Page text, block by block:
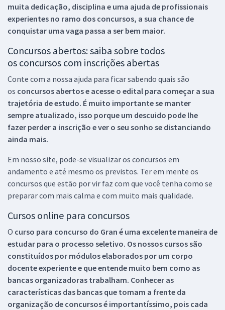
muita dedicação, disciplina e uma ajuda de profissionais
experientes no ramo dos concursos, a sua chance de
conquistar uma vaga passa a ser bem maior.
Concursos abertos: saiba sobre todos
os concursos com inscrições abertas
Conte com a nossa ajuda para ficar sabendo quais são
os concursos abertos e acesse o edital para começar a sua
trajetória de estudo. É muito importante se manter
sempre atualizado, isso porque um descuido pode lhe
fazer perder a inscrição e ver o seu sonho se distanciando
ainda mais.
Em nosso site, pode-se visualizar os concursos em
andamento e até mesmo os previstos. Ter em mente os
concursos que estão por vir faz com que você tenha como se
preparar com mais calma e com muito mais qualidade.
Cursos online para concursos
O curso para concurso do Gran é uma excelente maneira de
estudar para o processo seletivo. Os nossos cursos são
constituídos por módulos elaborados por um corpo
docente experiente e que entende muito bem como as
bancas organizadoras trabalham. Conhecer as
características das bancas que tomam a frente da
organização de concursos é importantíssimo, pois cada